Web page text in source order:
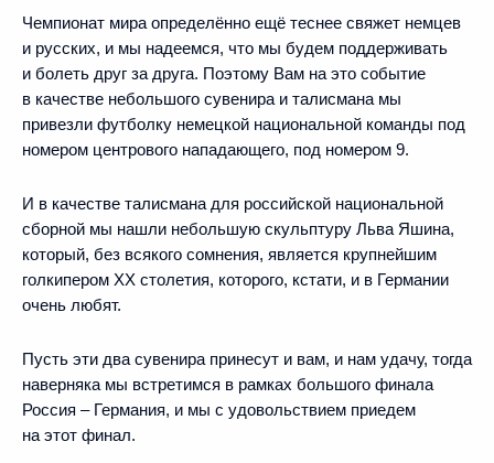
Чемпионат мира определённо ещё теснее свяжет немцев
и русских, и мы надеемся, что мы будем поддерживать
и болеть друг за друга. Поэтому Вам на это событие
в качестве небольшого сувенира и талисмана мы
привезли футболку немецкой национальной команды под
номером центрового нападающего, под номером 9.
И в качестве талисмана для российской национальной
сборной мы нашли небольшую скульптуру Льва Яшина,
который, без всякого сомнения, является крупнейшим
голкипером XX столетия, которого, кстати, и в Германии
очень любят.
Пусть эти два сувенира принесут и вам, и нам удачу, тогда
наверняка мы встретимся в рамках большого финала
Россия – Германия, и мы с удовольствием приедем
на этот финал.